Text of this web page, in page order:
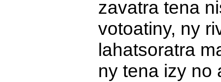
zavatra tena
votoatiny, ny
lahatsoratra
ny tena izy no